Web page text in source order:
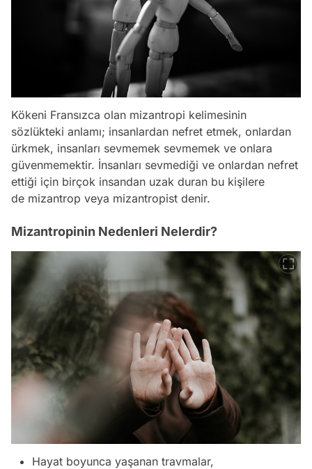
Kökeni Fransızca olan mizantropi kelimesinin
sözlükteki anlamı; insanlardan nefret etmek, onlardan
ürkmek, insanları sevmemek sevmemek ve onlara
güvenmemektir. İnsanları sevmediği ve onlardan nefret
ettiği için birçok insandan uzak duran bu kişilere
de mizantrop veya mizantropist denir.
Mizantropinin Nedenleri Nelerdir?
Hayat boyunca yaşanan travmalar,